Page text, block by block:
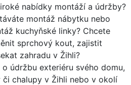
nabídky montáží a údržby?
montáž nábytku nebo
kuchyňské linky? Chcete
sprchový kout, zajistit
zahradu v Žihli?
údržbu exteriéru svého domu,
či chalupy v Žihli nebo v okolí